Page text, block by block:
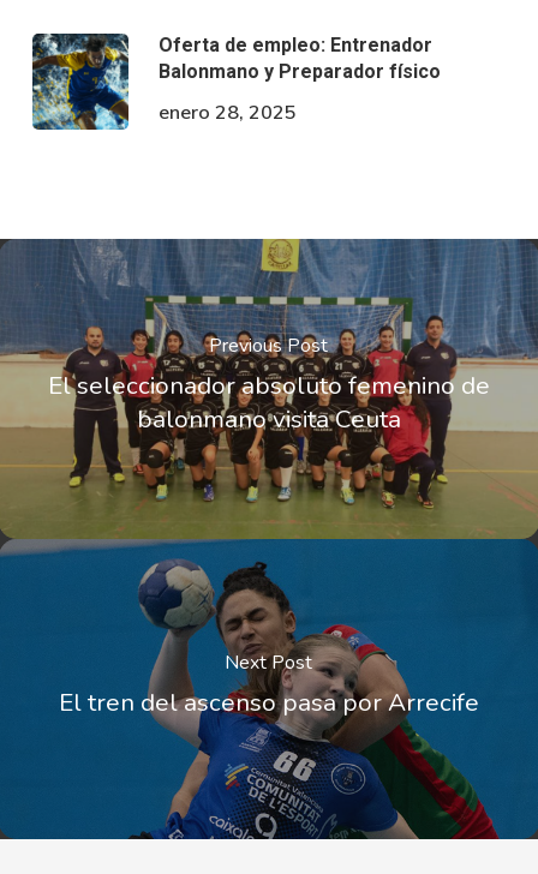
Oferta de empleo: Entrenador
Balonmano y Preparador físico
enero 28, 2025
Previous Post
El seleccionador absoluto femenino de
balonmano visita Ceuta
Next Post
El tren del ascenso pasa por Arrecife